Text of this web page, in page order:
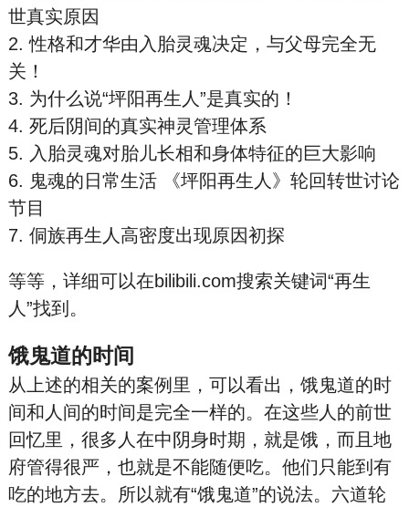
世真实原因
2. 性格和才华由入胎灵魂决定，与父母完全无
关！
3. 为什么说“坪阳再生人”是真实的！
4. 死后阴间的真实神灵管理体系
5. 入胎灵魂对胎儿长相和身体特征的巨大影响
6. 鬼魂的日常生活 《坪阳再生人》轮回转世讨论
节目
7. 侗族再生人高密度出现原因初探
等等，详细可以在bilibili.com搜索关键词“再生
人”找到。
饿鬼道的时间
从上述的相关的案例里，可以看出，饿鬼道的时
间和人间的时间是完全一样的。在这些人的前世
回忆里，很多人在中阴身时期，就是饿，而且地
府管得很严，也就是不能随便吃。他们只能到有
吃的地方去。所以就有“饿鬼道”的说法。六道轮